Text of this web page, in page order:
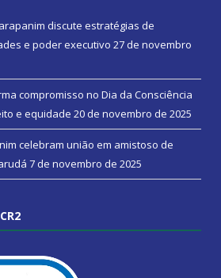
discute estratégias de
e poder executivo 27 de novembro
compromisso no Dia da Consciência
e equidade 20 de novembro de 2025
celebram união em amistoso de
7 de novembro de 2025